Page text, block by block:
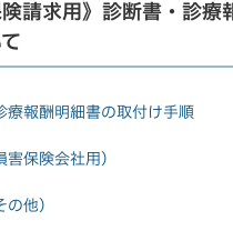
険請求用》診断書・診療
療報酬明細書の取付け手順
害保険会社用）
の他）